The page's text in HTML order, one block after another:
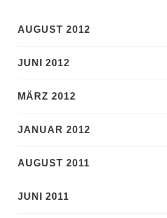
AUGUST 2012
JUNI 2012
MÄRZ 2012
JANUAR 2012
AUGUST 2011
JUNI 2011